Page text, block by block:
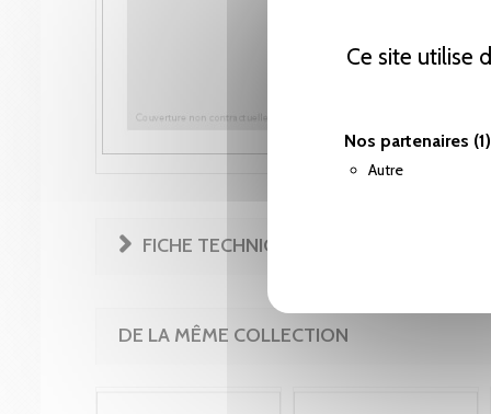
Ce site utilise
Nos partenaires (1)
Autre
FICHE TECHNIQUE
DE LA MÊME COLLECTION